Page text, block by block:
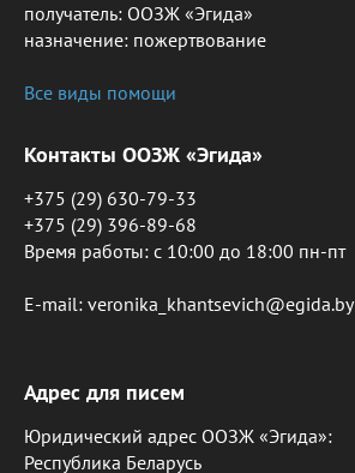
получатель: ООЗЖ «Эгида»
назначение: пожертвование
Все виды помощи
Контакты ООЗЖ «Эгида»
+375 (29) 630-79-33
+375 (29) 396-89-68
Время работы: c 10:00 до 18:00 пн-пт
E-mail: veronika_khantsevich@egida.by
Адрес для писем
Юридический адрес ООЗЖ «Эгида»:
Республика Беларусь